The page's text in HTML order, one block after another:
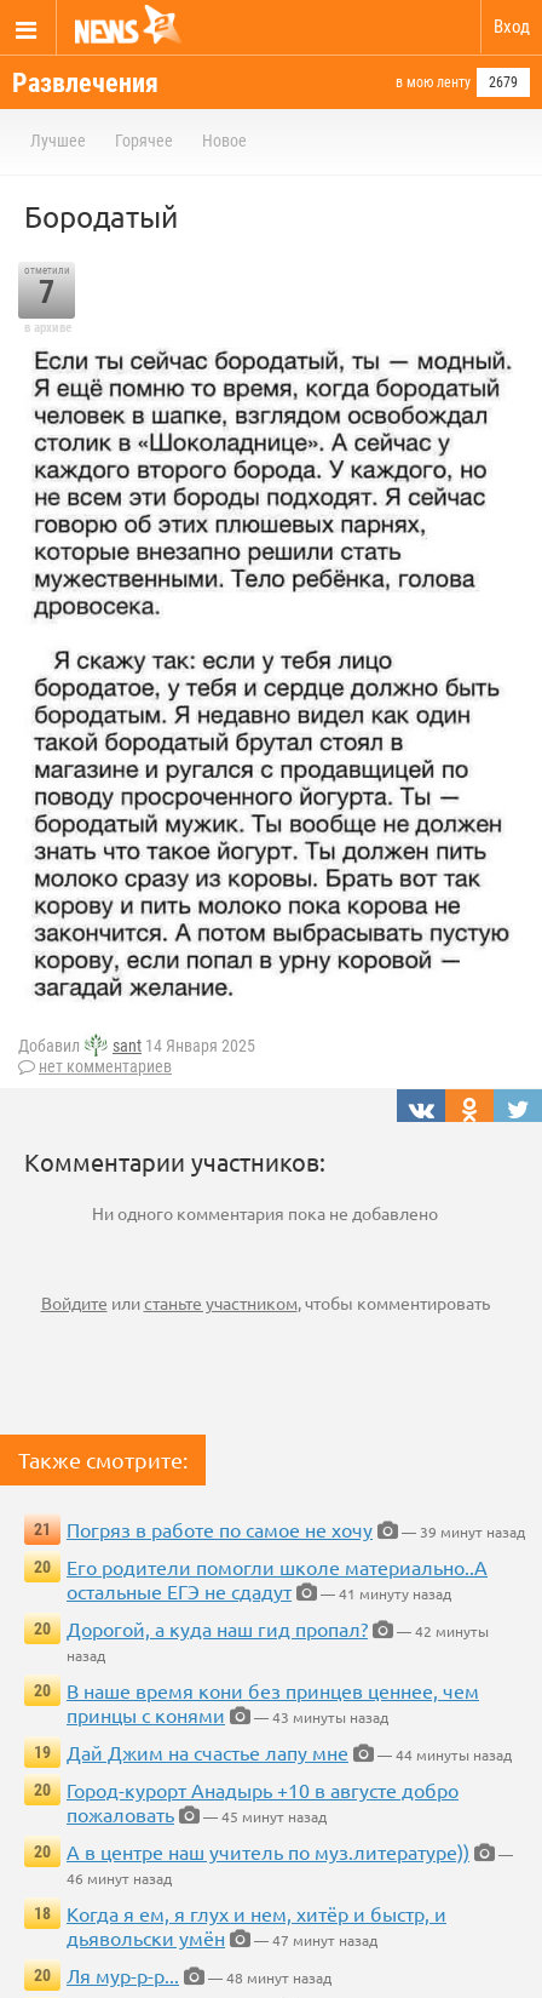
Вход
Развлечения в мою ленту 2679
Лучшее Горячее Новое
Бородатый
отметили
7
в архиве
Добавил sant 14 Января 2025
нет комментариев
Комментарии участников:
Ни одного комментария пока не добавлено
Войдите илистаньте участником, чтобы комментировать
Также смотрите:
21 Погряз в работе по самое не хочу
— 39 минут назад
20
Его родители помогли школе материально..А
остальные ЕГЭ не сдадут
— 41 минуту назад
20
Дорогой, а куда наш гид пропал?
— 42 минуты
назад
20
В наше время кони без принцев ценнее, чем
принцы с конями
— 43 минуты назад
19
Дай Джим на счастье лапу мне
— 44 минуты назад
20
Город-курорт Анадырь +10 в августе добро
пожаловать
— 45 минут назад
20
А в центре наш учитель по муз.литературе))
—
46 минут назад
18
Когда я ем, я глух и нем, хитёр и быстр, и
дьявольски умён
— 47 минут назад
20
Ля мур-р-р...
— 48 минут назад